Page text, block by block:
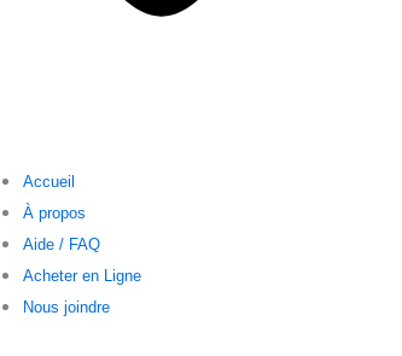
Accueil
À propos
Aide / FAQ
Acheter en Ligne
Nous joindre